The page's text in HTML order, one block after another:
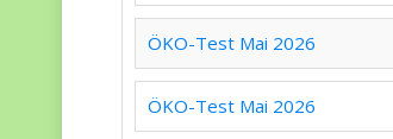
ÖKO-Test Mai 2026
ÖKO-Test Mai 2026